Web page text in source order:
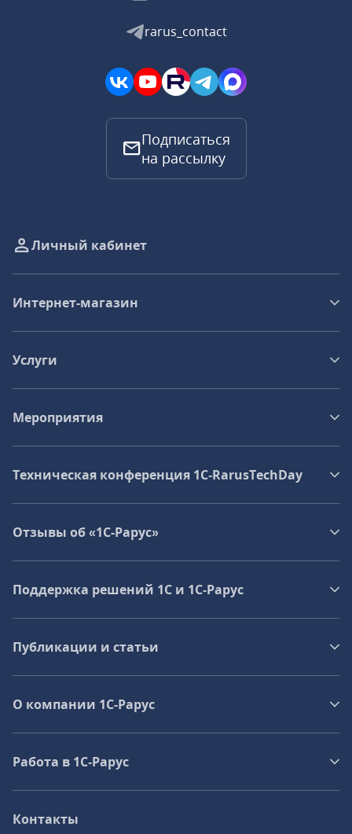
rarus_contact
Подписаться
на рассылку
Личный кабинет
Интернет-магазин
Услуги
Мероприятия
Техническая конференция 1C‑RarusTechDay
Отзывы об «1С-Рарус»
Поддержка решений 1С и 1С‑Рарус
Публикации и статьи
О компании 1C-Рарус
Работа в 1С‑Рарус
Контакты